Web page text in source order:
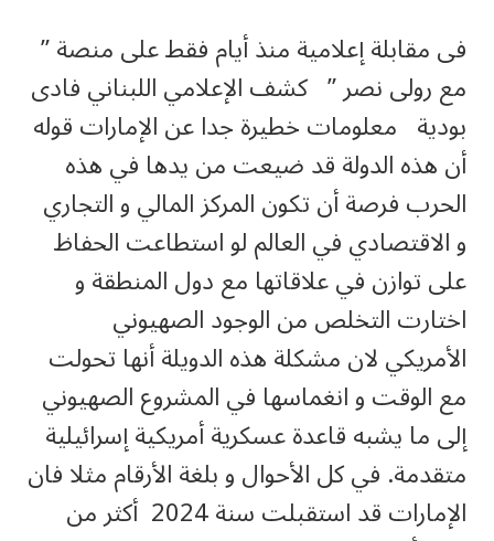
فى مقابلة إعلامية منذ أيام فقط على منصة ”
مع رولى نصر ” كشف الإعلامي اللبناني فادى
بودية معلومات خطيرة جدا عن الإمارات قوله
أن هذه الدولة قد ضيعت من يدها في هذه
الحرب فرصة أن تكون المركز المالي و التجاري
و الاقتصادي في العالم لو استطاعت الحفاظ
على توازن في علاقاتها مع دول المنطقة و
اختارت التخلص من الوجود الصهيوني
الأمريكي لان مشكلة هذه الدويلة أنها تحولت
مع الوقت و انغماسها في المشروع الصهيوني
إلى ما يشبه قاعدة عسكرية أمريكية إسرائيلية
متقدمة. في كل الأحوال و بلغة الأرقام مثلا فان
الإمارات قد استقبلت سنة 2024 أكثر من